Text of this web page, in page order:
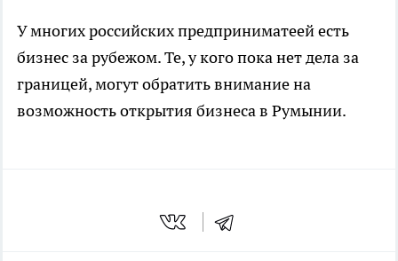
У многих российских предприниматеей есть
бизнес за рубежом. Те, у кого пока нет дела за
границей, могут обратить внимание на
возможность открытия бизнеса в Румынии.